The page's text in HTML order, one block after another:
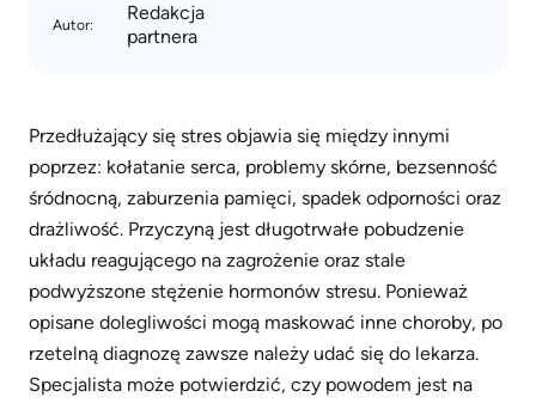
Autor:
Redakcja
partnera
Przedłużający się stres objawia się między innymi
poprzez: kołatanie serca, problemy skórne, bezsenność
śródnocną, zaburzenia pamięci, spadek odporności oraz
drażliwość. Przyczyną jest długotrwałe pobudzenie
układu reagującego na zagrożenie oraz stale
podwyższone stężenie hormonów stresu. Ponieważ
opisane dolegliwości mogą maskować inne choroby, po
rzetelną diagnozę zawsze należy udać się do lekarza.
Specjalista może potwierdzić, czy powodem jest na